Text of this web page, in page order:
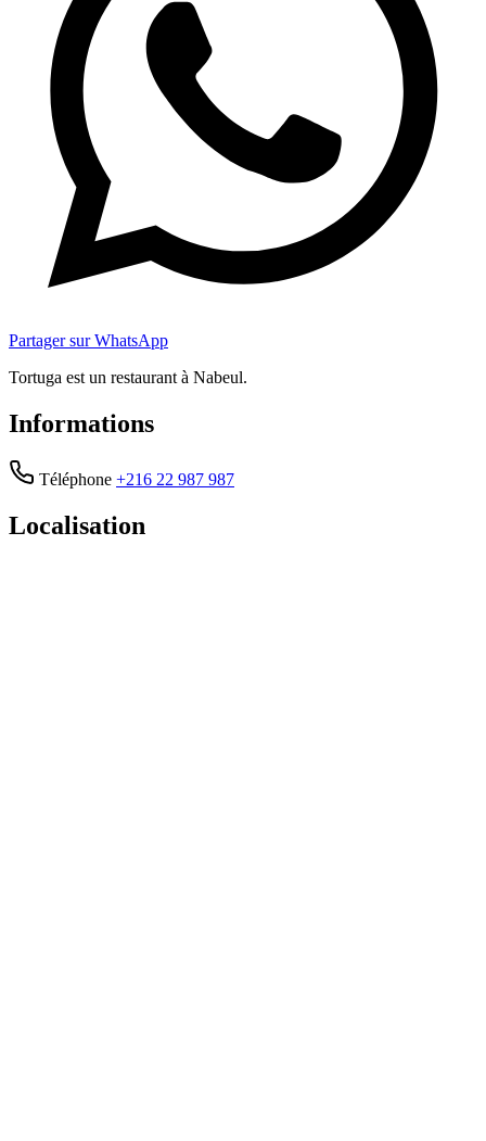
Partager sur WhatsApp
Tortuga est un restaurant à Nabeul.
Informations
Téléphone +216 22 987 987
Localisation